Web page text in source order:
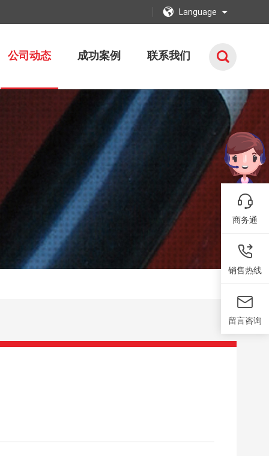
Language
公司动态 成功案例 联系我们
商务通
销售热线
留言咨询